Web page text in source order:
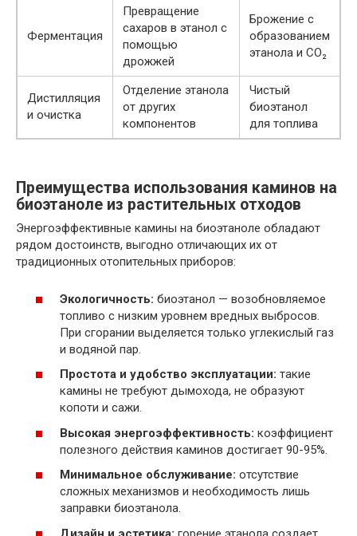
Ферментация
Превращение
сахаров в этанол с
помощью
дрожжей
Брожение с
образованием
этанола и CO₂
Дистилляция
и очистка
Отделение этанола
от других
компонентов
Чистый
биоэтанол
для топлива
Преимущества использования каминов на
биоэтаноле из растительных отходов
Энергоэффективные камины на биоэтаноле обладают
рядом достоинств, выгодно отличающих их от
традиционных отопительных приборов:
Экологичность: биоэтанол — возобновляемое
топливо с низким уровнем вредных выбросов.
При сгорании выделяется только углекислый газ
и водяной пар.
Простота и удобство эксплуатации: такие
камины не требуют дымохода, не образуют
копоти и сажи.
Высокая энергоэффективность: коэффициент
полезного действия каминов достигает 90-95%.
Минимальное обслуживание: отсутствие
сложных механизмов и необходимость лишь
заправки биоэтанола.